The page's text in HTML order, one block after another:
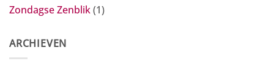
Zondagse Zenblik(1)
ARCHIEVEN